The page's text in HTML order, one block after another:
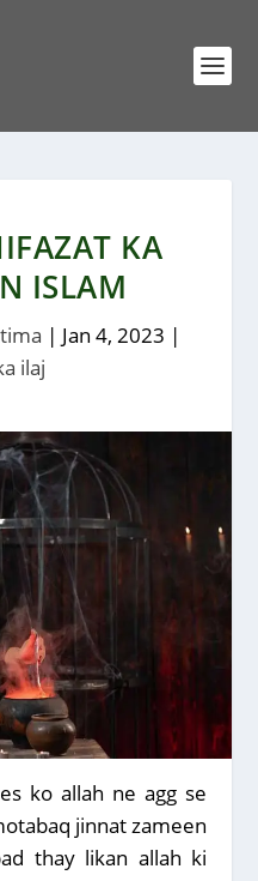
KA
ISLAM
| Jan 4, 2023 |
ilaj
ko allah ne agg se
jinnat zameen
thay likan allah ki